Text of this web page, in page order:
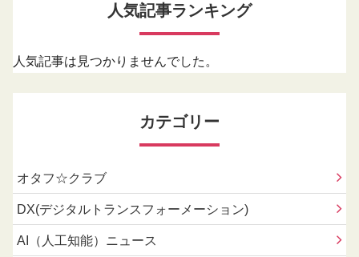
人気記事ランキング
人気記事は見つかりませんでした。
カテゴリー
オタフ☆クラブ
DX(デジタルトランスフォーメーション)
AI（人工知能）ニュース